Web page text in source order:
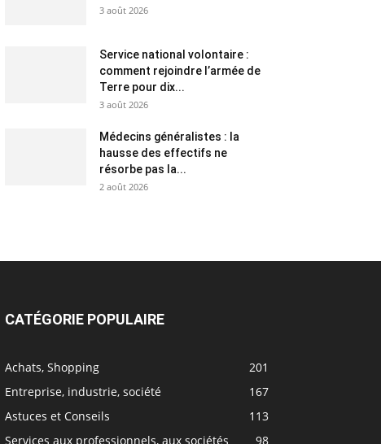
3 août 2026
Service national volontaire :
comment rejoindre l’armée de
Terre pour dix...
3 août 2026
Médecins généralistes : la
hausse des effectifs ne
résorbe pas la...
2 août 2026
CATÉGORIE POPULAIRE
Achats, Shopping
201
Entreprise, industrie, société
167
Astuces et Conseils
113
Services aux professionnels, aux sociétés
98